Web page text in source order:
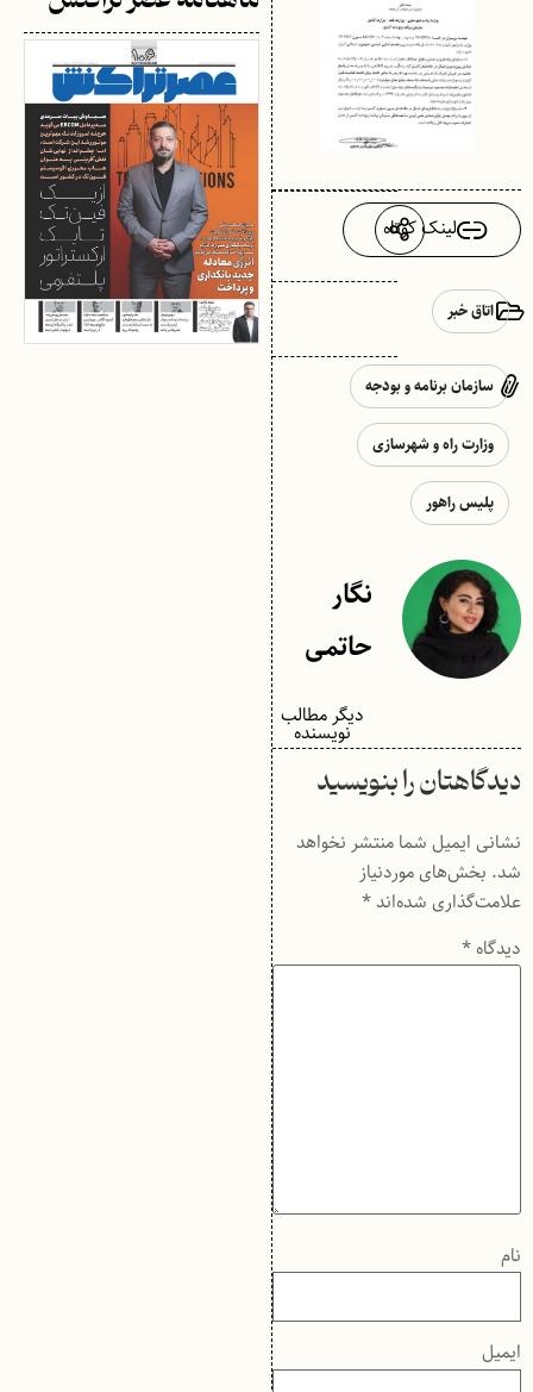
لینک کوتاه
اتاق خبر
سازمان برنامه و بودجه
وزارت راه و شهرسازی
پلیس راهور
نگار
حاتمی
دیگر مطالب
نویسنده
دیدگاهتان را بنویسید
نشانی ایمیل شما منتشر نخواهد
شد. بخش‌های موردنیاز
علامت‌گذاری شده‌اند*
دیدگاه*
نام
ایمیل